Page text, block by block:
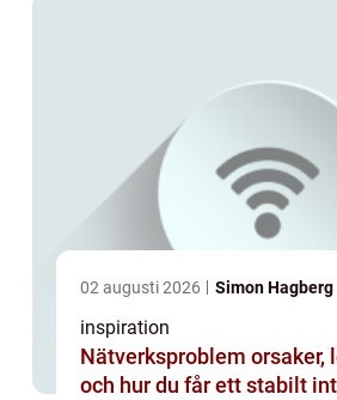
02 augusti 2026 Simon Hagberg
inspiration
Nätverksproblem orsaker, lösningar
och hur du får ett stabilt